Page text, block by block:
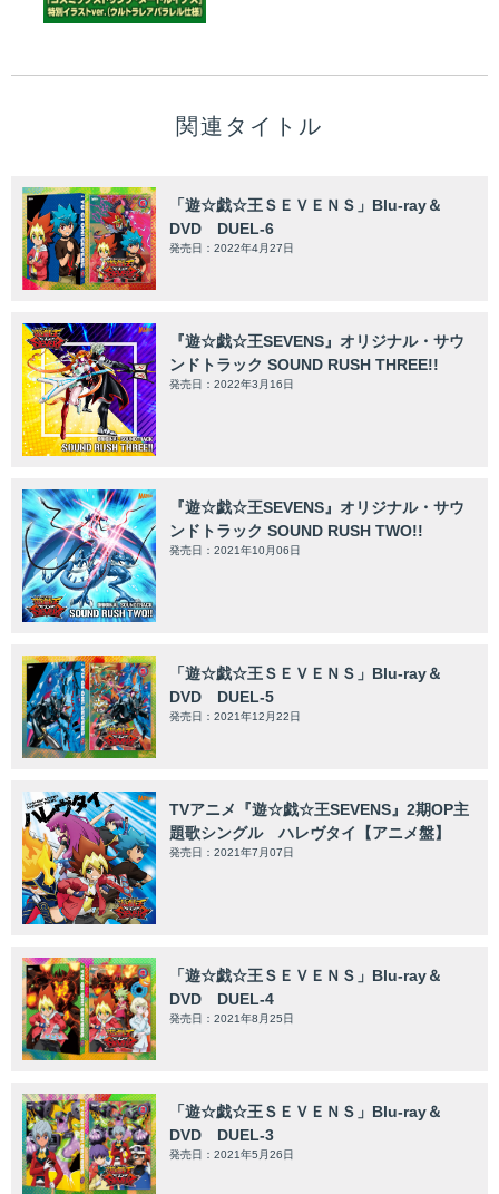
関連タイトル
「遊☆戯☆王ＳＥＶＥＮＳ」Blu-ray＆
DVD DUEL-6
発売日：2022年4月27日
『遊☆戯☆王SEVENS』オリジナル・サウ
ンドトラック SOUND RUSH THREE!!
発売日：2022年3月16日
『遊☆戯☆王SEVENS』オリジナル・サウ
ンドトラック SOUND RUSH TWO!!
発売日：2021年10月06日
「遊☆戯☆王ＳＥＶＥＮＳ」Blu-ray＆
DVD DUEL-5
発売日：2021年12月22日
TVアニメ『遊☆戯☆王SEVENS』2期OP主
題歌シングル ハレヴタイ【アニメ盤】
発売日：2021年7月07日
「遊☆戯☆王ＳＥＶＥＮＳ」Blu-ray＆
DVD DUEL-4
発売日：2021年8月25日
「遊☆戯☆王ＳＥＶＥＮＳ」Blu-ray＆
DVD DUEL-3
発売日：2021年5月26日